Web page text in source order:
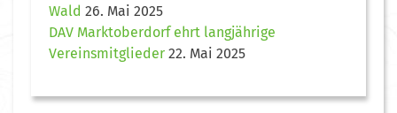
Wald 26. Mai 2025
DAV Marktoberdorf ehrt langjährige
Vereinsmitglieder 22. Mai 2025